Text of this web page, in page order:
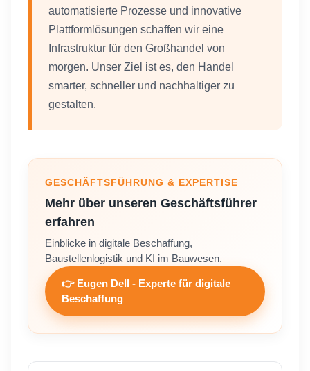
automatisierte Prozesse und innovative
Plattformlösungen schaffen wir eine
Infrastruktur für den Großhandel von
morgen. Unser Ziel ist es, den Handel
smarter, schneller und nachhaltiger zu
gestalten.
GESCHÄFTSFÜHRUNG & EXPERTISE
Mehr über unseren Geschäftsführer
erfahren
Einblicke in digitale Beschaffung,
Baustellenlogistik und KI im Bauwesen.
👉 Eugen Dell - Experte für digitale
Beschaffung